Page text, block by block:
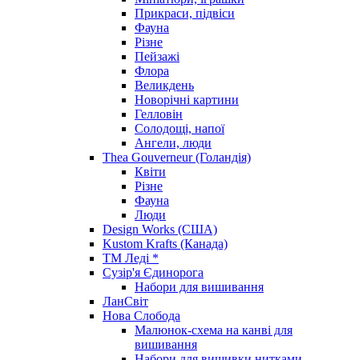
Прикраси, підвіси
Фауна
Різне
Пейзажі
Флора
Великдень
Новорічні картини
Гелловін
Солодощі, напої
Ангели, люди
Thea Gouverneur (Голандія)
Квіти
Різне
Фауна
Люди
Design Works (США)
Kustom Krafts (Канада)
ТМ Леді *
Сузір'я Єдинорога
Набори для вишивання
ЛанСвіт
Нова Слобода
Малюнок-схема на канві для
вишивання